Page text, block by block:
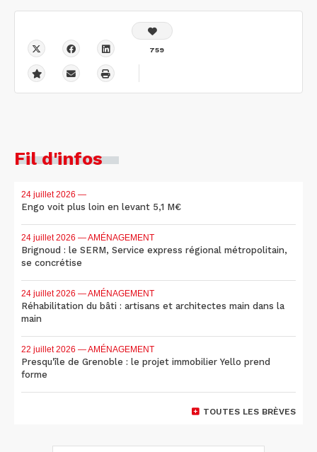
759
Fil d'infos
24 juillet 2026 —
Engo voit plus loin en levant 5,1 M€
24 juillet 2026 — AMÉNAGEMENT
Brignoud : le SERM, Service express régional métropolitain,
se concrétise
24 juillet 2026 — AMÉNAGEMENT
Réhabilitation du bâti : artisans et architectes main dans la
main
22 juillet 2026 — AMÉNAGEMENT
Presqu'île de Grenoble : le projet immobilier Yello prend
forme
TOUTES LES BRÈVES